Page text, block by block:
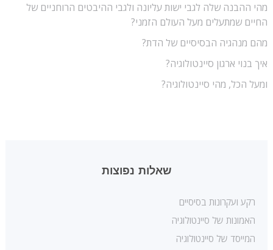
מהי ההבנה שלה לגבי ישות עליונה ולגבי ההיבטים הרוחניים של
החיים שמתעלים מעל העולם הזמני?
מהם מנהגיה הבסיסיים של הדת?
איך בנוי ארגון סיינטולוגיה?
ומעל הכל, מהי סיינטולוגיה?
שאלות נפוצות
רקע ועקרונות בסיסיים
האמונות של סיינטולוגיה
המייסד של סיינטולוגיה